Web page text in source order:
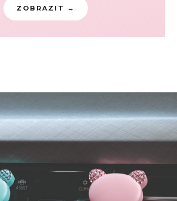
ZOBRAZIT →